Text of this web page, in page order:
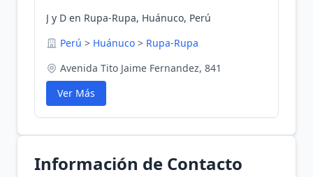
J y D en Rupa-Rupa, Huánuco, Perú
Perú > Huánuco > Rupa-Rupa
Avenida Tito Jaime Fernandez, 841
Ver Más
Información de Contacto